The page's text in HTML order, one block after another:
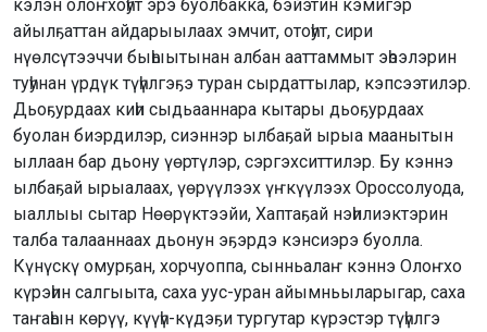
кэлэн олоҥхоһут эрэ буолбакка, бэйэтин кэмигэр
айылҕаттан айдарыылаах эмчит, отоһут, сири
нүөлсүтээччи быһыытынан албан ааттаммыт эһээлэрин
туһунан үрдүк түһүлгэҕэ туран сырдаттылар, кэпсээтилэр.
Дьоҕурдаах киһи сыдьааннара кытары дьоҕурдаах
буолан биэрдилэр, сиэннэр ылбаҕай ырыа маанытын
ыллаан бар дьону үөртүлэр, сэргэхситтилэр. Бу кэннэ
ылбаҕай ырыалаах, үөрүүлээх үҥкүүлээх Ороссолуода,
ыаллыы сытар Нөөрүктээйи, Хаптаҕай нэһилиэктэрин
талба талааннаах дьонун эҕэрдэ кэнсиэрэ буолла.
Күнүскү омурҕан, хорчуоппа, сынньалаҥ кэннэ Олоҥхо
күрэһин салгыыта, саха уус-уран айымньыларыгар, саха
таҥаһын көрүү, күүһү-күдэҕи тургутар күрэстэр түһүлгэ